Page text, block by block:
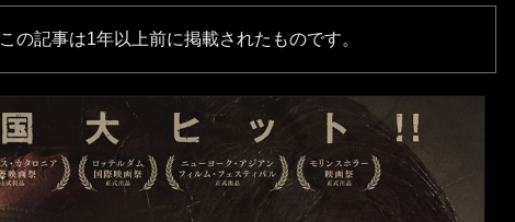
この記事は1年以上前に掲載されたものです。